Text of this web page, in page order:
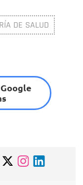
DE SALUD